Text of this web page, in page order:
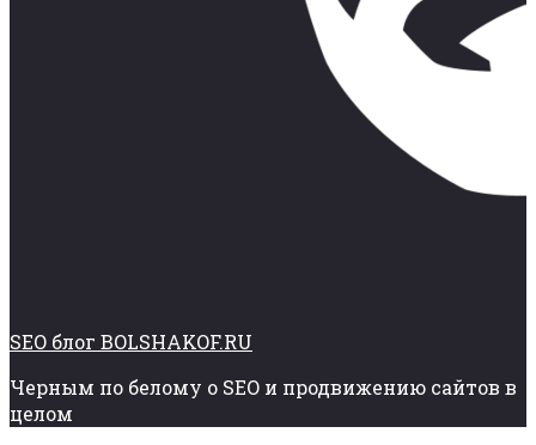
SEO блог BOLSHAKOF.RU
Черным по белому о SEO и продвижению сайтов в
целом